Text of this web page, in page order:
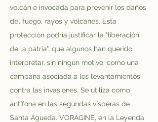
volcán e invocada para prevenir los daños
del fuego, rayos y volcanes. Esta
protección podría justificar la "liberación
de la patria", que algunos han querido
interpretar, sin ningún motivo, como una
campana asociada a los levantamientos
contra las invasiones. Se utiliza como
antífona en las segundas vísperas de
Santa Águeda. VORÁGINE, en la Leyenda